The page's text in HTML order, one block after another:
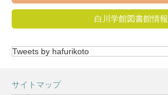
白川学館図書館情報
Tweets by hafurikoto
サイトマップ